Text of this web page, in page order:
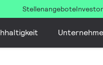
Stellenangebote